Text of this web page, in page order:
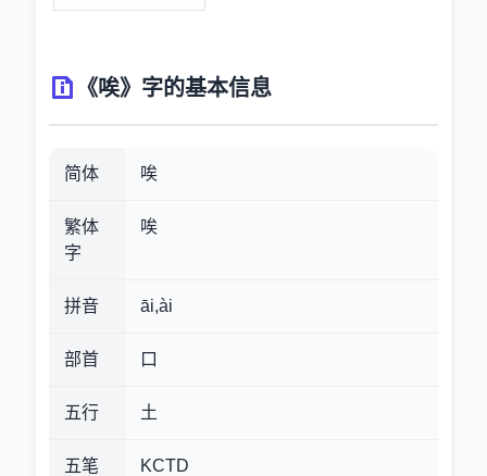
《唉》字的基本信息
简体 唉
繁体
字
唉
拼音 āi,ài
部首 口
五行 土
五笔 KCTD